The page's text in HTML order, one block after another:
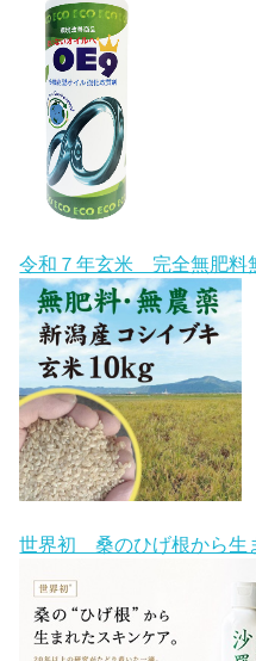
令和７年玄米 完全無肥料
世界初 桑のひげ根から生